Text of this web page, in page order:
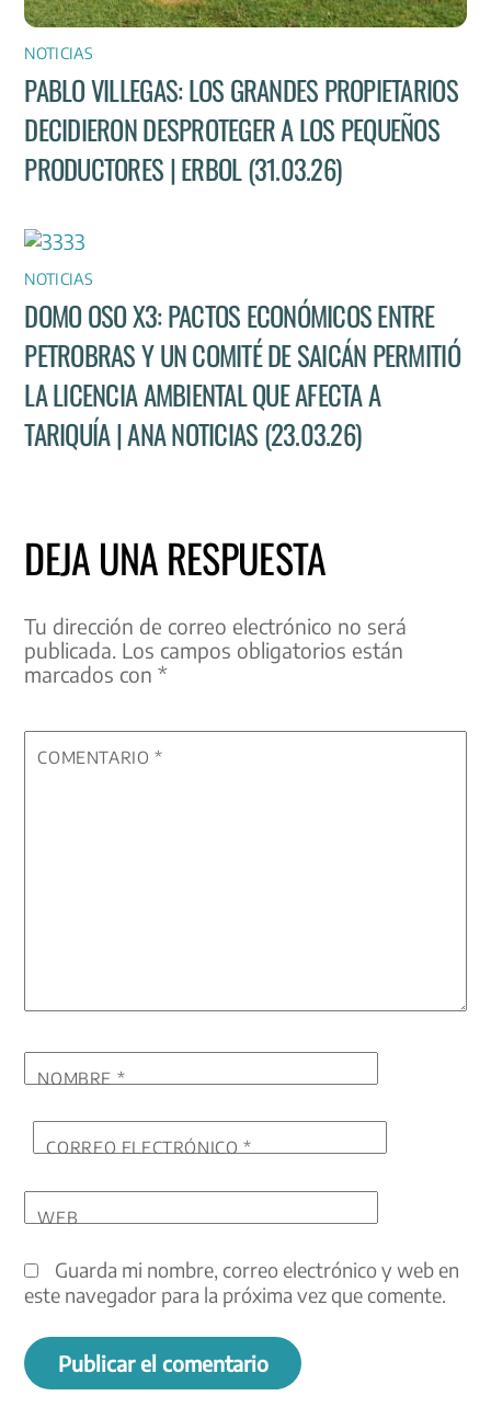
NOTICIAS
PABLO VILLEGAS: LOS GRANDES PROPIETARIOS
DECIDIERON DESPROTEGER A LOS PEQUEÑOS
PRODUCTORES | ERBOL (31.03.26)
NOTICIAS
DOMO OSO X3: PACTOS ECONÓMICOS ENTRE
PETROBRAS Y UN COMITÉ DE SAICÁN PERMITIÓ
LA LICENCIA AMBIENTAL QUE AFECTA A
TARIQUÍA | ANA NOTICIAS (23.03.26)
DEJA UNA RESPUESTA
Tu dirección de correo electrónico no será
publicada. Los campos obligatorios están
marcados con*
COMENTARIO*
NOMBRE *
CORREO ELECTRÓNICO*
WEB
Guarda mi nombre, correo electrónico y web en
este navegador para la próxima vez que comente.